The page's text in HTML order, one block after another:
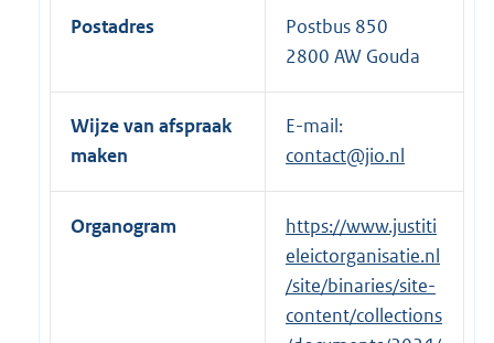
Postadres
Postbus 850
2800 AW Gouda
Wijze van afspraak
maken
E-mail:
contact@jio.nl
Organogram
E
x
t
e
https://www.justiti
eleictorganisatie.nl
/site/binaries/site-
content/collections